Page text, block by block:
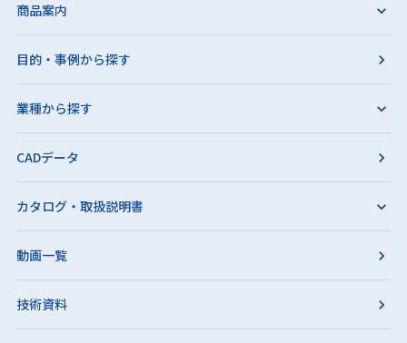
商品案内
目的・事例から探す
業種から探す
CADデータ
カタログ・取扱説明書
動画一覧
技術資料